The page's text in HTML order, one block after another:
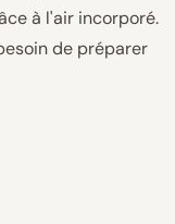
à l'air incorporé.
de préparer